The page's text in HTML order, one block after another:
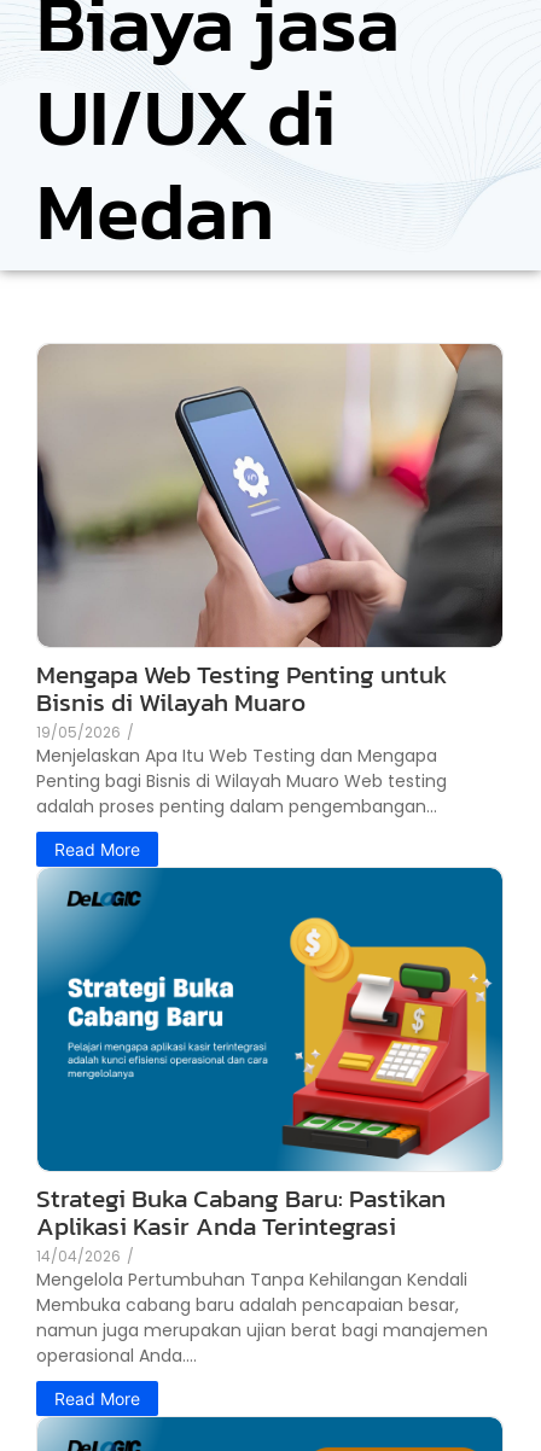
UI/UX di
Medan
Mengapa Web Testing Penting untuk
Bisnis di Wilayah Muaro
19/05/2026 /
Menjelaskan Apa Itu Web Testing dan Mengapa
Penting bagi Bisnis di Wilayah Muaro Web testing
adalah proses penting dalam pengembangan...
Read More
Strategi Buka Cabang Baru: Pastikan
Aplikasi Kasir Anda Terintegrasi
14/04/2026 /
Mengelola Pertumbuhan Tanpa Kehilangan Kendali
Membuka cabang baru adalah pencapaian besar,
namun juga merupakan ujian berat bagi manajemen
operasional Anda....
Read More